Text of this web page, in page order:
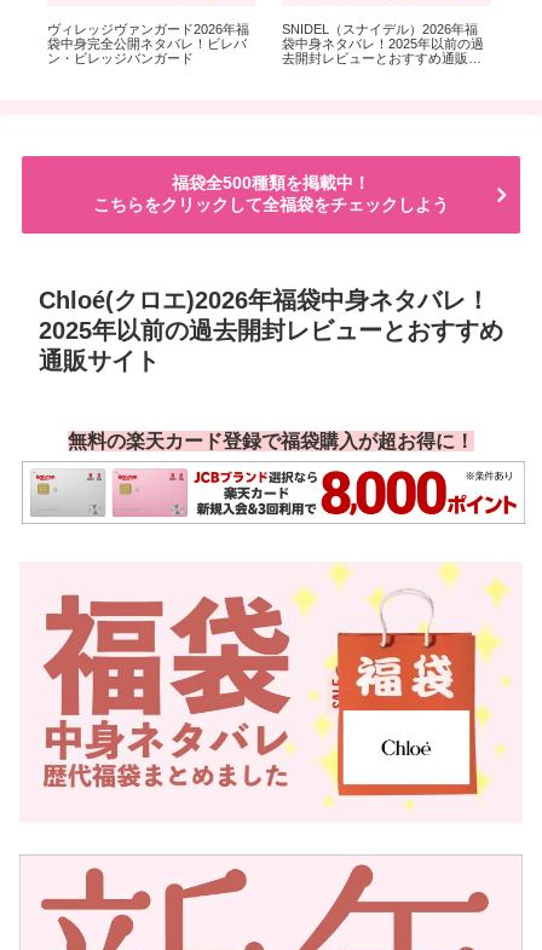
ヴィレッジヴァンガード2026年福
袋中身完全公開ネタバレ！ビレバ
ン・ビレッジバンガード
SNIDEL（スナイデル）2026年福
袋中身ネタバレ！2025年以前の過
去開封レビューとおすすめ通販サ
福袋全500種類を掲載中！
こちらをクリックして全福袋をチェックしよう
Chloé(クロエ)2026年福袋中身ネタバレ！
2025年以前の過去開封レビューとおすすめ
通販サイト
無料の楽天カード登録で福袋購入が超お得に！